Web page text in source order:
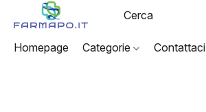
Homepage Categorie Contattaci